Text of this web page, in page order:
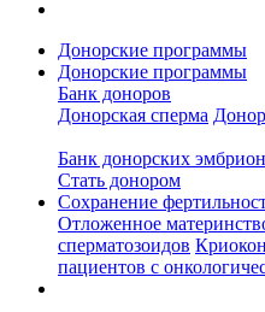
Донорские программы
Донорские программы
Банк доноров
Донорская сперма
Банк донорских
Стать донором
Сохранение
Отложенное
сперматозоидов
пациентов с